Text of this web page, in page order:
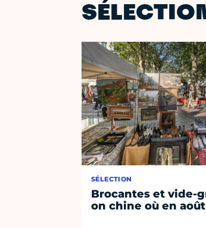
SÉLECTION
Brocantes et vide-
on chine où en août